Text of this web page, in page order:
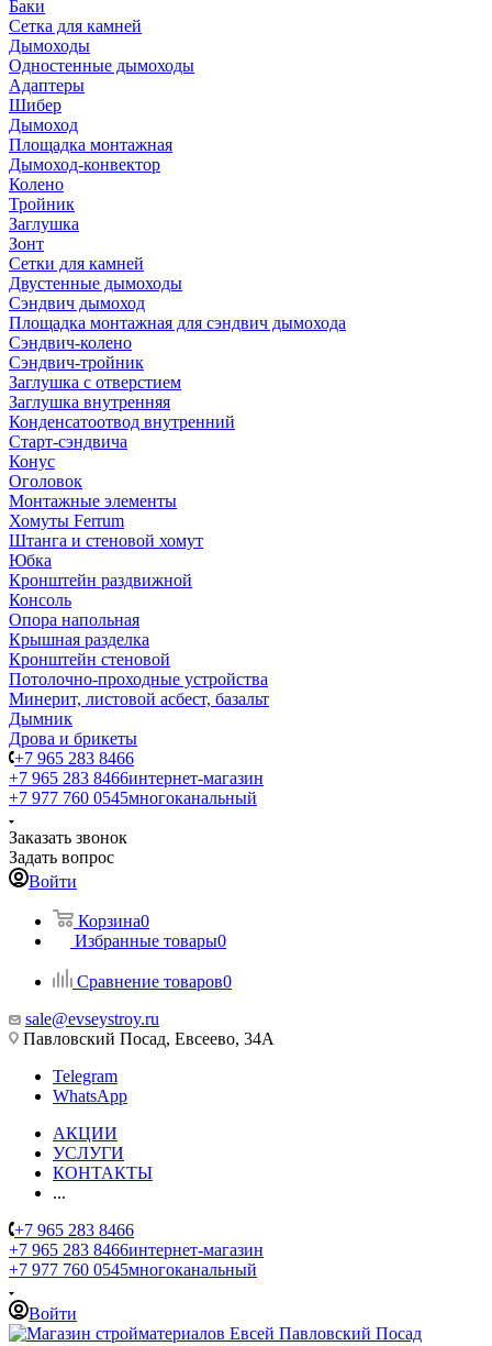
Баки
Сетка для камней
Дымоходы
Одностенные дымоходы
Адаптеры
Шибер
Дымоход
Площадка монтажная
Дымоход-конвектор
Колено
Тройник
Заглушка
Зонт
Сетки для камней
Двустенные дымоходы
Сэндвич дымоход
Площадка монтажная для сэндвич дымохода
Сэндвич-колено
Сэндвич-тройник
Заглушка с отверстием
Заглушка внутренняя
Конденсатоотвод внутренний
Старт-сэндвича
Конус
Оголовок
Монтажные элементы
Хомуты Ferrum
Штанга и стеновой хомут
Юбка
Кронштейн раздвижной
Консоль
Опора напольная
Крышная разделка
Кронштейн стеновой
Потолочно-проходные устройства
Минерит, листовой асбест, базальт
Дымник
Дрова и брикеты
+7 965 283 8466
+7 965 283 8466интернет-магазин
+7 977 760 0545многоканальный
Заказать звонок
Задать вопрос
Войти
Корзина0
Избранные товары0
Сравнение товаров0
sale@evseystroy.ru
Павловский Посад, Евсеево, 34А
Telegram
WhatsApp
АКЦИИ
УСЛУГИ
КОНТАКТЫ
...
+7 965 283 8466
+7 965 283 8466интернет-магазин
+7 977 760 0545многоканальный
Войти